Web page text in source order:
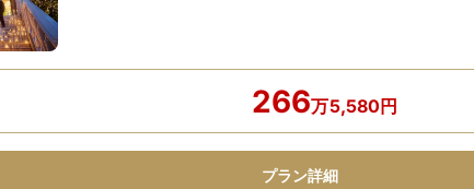
266万5,580円
プラン詳細